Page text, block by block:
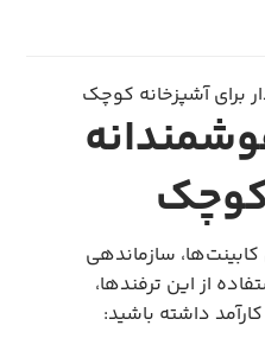
کوچک
سازماندهی
از این ترفندها،
داشته باشید: